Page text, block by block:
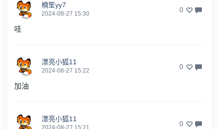
楠笙yy7
2024-08-27 15:30 0
哇
漂亮小狐11
2024-08-27 15:22 0
加油
漂亮小狐11
2024-08-27 15:21 0